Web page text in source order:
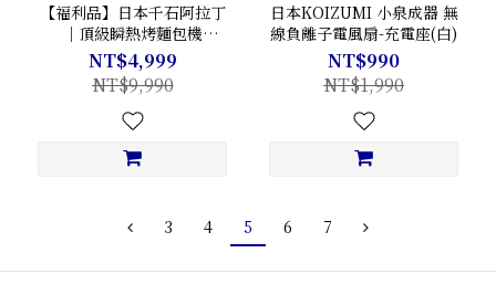
【福利品】日本千石阿拉丁
｜頂級瞬熱烤麵包機
【S01】
NT$4,999
NT$9,990
日本KOIZUMI 小泉成器 無
線負離子電風扇-充電座(白)
NT$990
NT$1,990
3 4 5 6 7